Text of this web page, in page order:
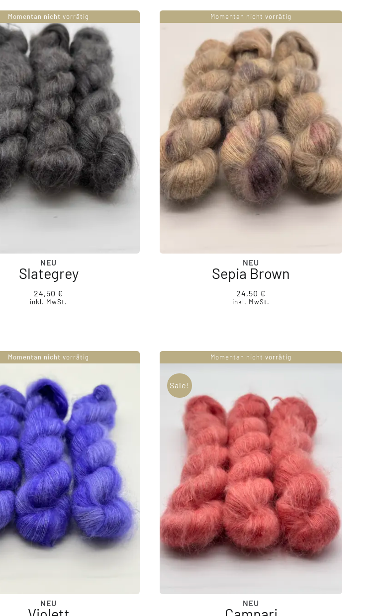
Momentan nicht vorrätig
NEU
Slategrey
24,50 €
inkl. MwSt.
Momentan nicht vorrätig
NEU
Sepia Brown
24,50 €
inkl. MwSt.
Momentan nicht vorrätig
NEU
Momentan nicht vorrätig
Sale!
NEU